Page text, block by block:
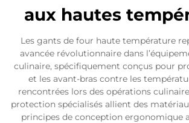
aux hautes
Les gants de four haute température
avancée révolutionnaire dans
culinaire, spécifiquement conçus pour
et les avant-bras contre les
rencontrées lors des opérations
protection spécialisés allient des
principes de conception ergonomique